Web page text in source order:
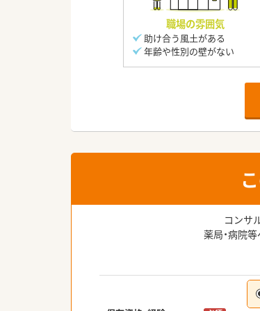
職場の雰囲気
助け合う風土がある
年齢や性別の壁がない
コンサ
薬局・病院